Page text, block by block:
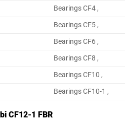
Bearings CF4 ,
Bearings CF5 ,
Bearings CF6 ,
Bearings CF8 ,
Bearings CF10 ,
Bearings CF10-1 ,
CF12-1 FBR